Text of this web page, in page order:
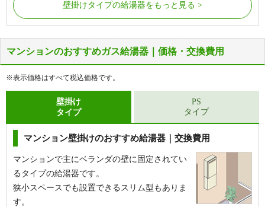
壁掛けタイプの給湯器をもっと見る
屋外の床に据置で設置されているタイプの給湯器で
給湯器側面から配管が接続されています。
浴槽にある循環金具の数が1つだけの場合に該当し
【基本工事費込セット】リンナイ 給湯専用給湯器 [エ
定品][W458×H596×D210mm][シャイニーシルバー]
16号
屋外の床に据置で設置されているタイプの給湯器で
給湯器側面から配管が接続されています。
浴槽にある循環金具の数が2つの場合に該当しま
マンションのおすすめガス給湯器｜価格・交換費用
※表示価格はすべて税込価格です。
壁掛け
タイプ
マンション壁掛けのおすすめ給湯器｜交換費用
マンションで主にベランダの壁に固定されてい
るタイプの給湯器です。
狭小スペースでも設置できるスリム型もありま
す。
PS
タイプ